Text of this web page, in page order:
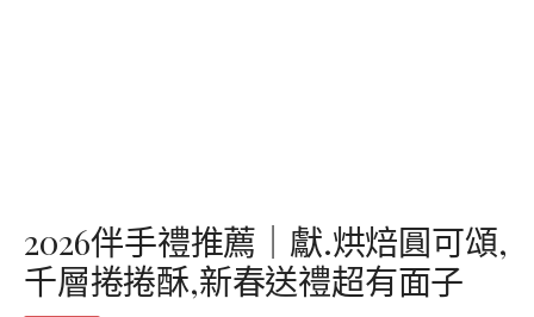
2026伴手禮推薦｜獻.烘焙圓可頌,
千層捲捲酥,新春送禮超有面子